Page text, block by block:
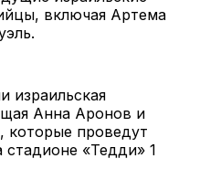
включая Артема
израильская
Анна Аронов и
которые проведут
«Тедди» 1